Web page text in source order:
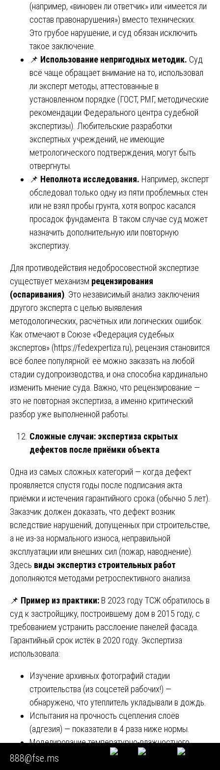
(например, «виновен ли ответчик» или «имеется ли
состав правонарушения») вместо технических.
Это грубое нарушение, и суд обязан исключить
такое заключение.
📌 Использование непригодных методик. Суд
всё чаще обращает внимание на то, использовал
ли эксперт методы, аттестованные в
установленном порядке (ГОСТ, РМГ, методические
рекомендации Федерального центра судебной
экспертизы). Любительские разработки
экспертных учреждений, не имеющие
метрологического подтверждения, могут быть
отвергнуты.
📌 Неполнота исследования. Например, эксперт
обследовал только одну из пяти проблемных стен
или не взял пробы грунта, хотя вопрос касался
просадок фундамента. В таком случае суд может
назначить дополнительную или повторную
экспертизу.
Для противодействия недобросовестной экспертизе
существует механизм рецензирования
(оспаривания) . Это независимый анализ заключения
другого эксперта с целью выявления
методологических, расчётных или логических ошибок.
Как отмечают в Союзе «Федерация судебных
экспертов» (https://fedexpertiza.ru), рецензия становится
всё более популярной: её можно заказать на любой
стадии судопроизводства, и она способна кардинально
изменить мнение суда. Важно, что рецензирование —
это не повторная экспертиза, а именно критический
разбор уже выполненной работы.
Сложные случаи: экспертиза скрытых
дефектов после приёмки объекта
Одна из самых сложных категорий — когда дефект
проявляется спустя годы после подписания акта
приёмки и истечения гарантийного срока (обычно 5 лет).
Заказчик должен доказать, что дефект возник
вследствие нарушений, допущенных при строительстве,
а не из-за нормального износа, неправильной
эксплуатации или внешних сил (пожар, наводнение).
Здесь виды экспертиз строительных работ
дополняются методами ретроспективного анализа.
📌 Пример из практики: В 2023 году ТСЖ обратилось в
суд к застройщику, построившему дом в 2015 году, с
требованием устранить расслоение панелей фасада.
Гарантийный срок истёк в 2020 году. Экспертиза
использовала:
Изучение архивных фотографий стадии
строительства (из соцсетей рабочих!) —
обнаружено, что утеплитель укладывали в дождь.
Испытания на прочность сцепления слоёв
(адгезия) — показатели в 4 раза ниже нормы.
Моделирование температурно-влажностного
режима за 8 лет — доказано, что деградация
888@fse.ms